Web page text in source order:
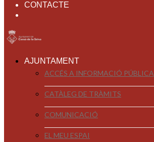
CONTACTE
AJUNTAMENT
ACCÉS A INFORMACIÓ PÚBLICA
CATÀLEG DE TRÀMITS
COMUNICACIÓ
EL MEU ESPAI